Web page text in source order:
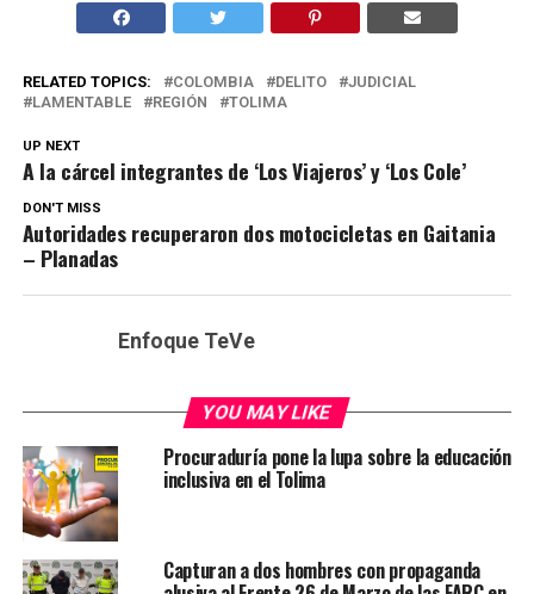
RELATED TOPICS: COLOMBIA DELITO
JUDICIAL
LAMENTABLE
REGIÓN TOLIMA
UP NEXT
A la cárcel integrantes de ‘Los Viajeros’ y ‘Los Cole’
DON'T MISS
Autoridades recuperaron dos motocicletas en Gaitania
– Planadas
Enfoque TeVe
YOU MAY LIKE
Procuraduría pone la lupa sobre la educación
inclusiva en el Tolima
Capturan a dos hombres con propaganda